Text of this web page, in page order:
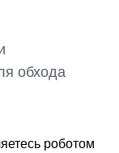
обхода
роботом